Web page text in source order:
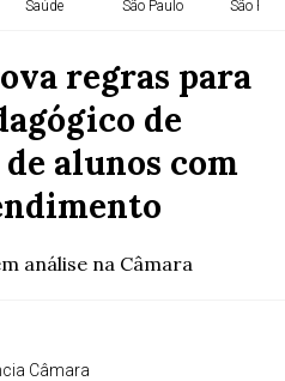
Saúde São Paulo São
regras para
de
alunos com
análise na Câmara
Câmara